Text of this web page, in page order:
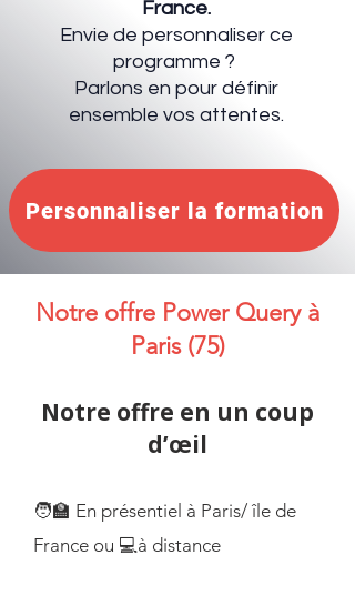
France.
Envie de personnaliser ce
programme ?
Parlons en pour définir
ensemble vos attentes.
Personnaliser la formation
Notre offre Power Query à
Paris (75)
Notre offre en un coup
d’œil
🧑‍🏫 En présentiel à Paris/ île de
France ou 💻à distance